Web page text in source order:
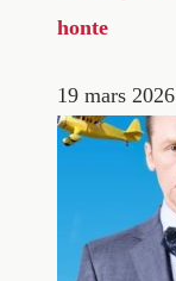
honte
19 mars 2026